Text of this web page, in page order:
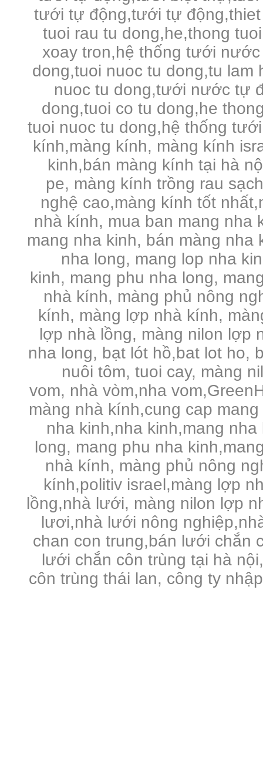
tưới tự động,tưới tự
tuoi rau tu dong,he,thong
xoay tron,hệ thống tưới
dong,tuoi nuoc tu dong,tu lam
nuoc tu dong,tưới nước tự
dong,tuoi co tu dong,he
tuoi nuoc tu dong,hệ thống
kính,màng kính, màng kính
kinh,bán màng kính tại hà
pe, màng kính trồng rau
nghệ cao,màng kính tốt
nhà kính, mua ban mang nha
mang nha kinh, bán màng nha
nha long, mang lop nha
kinh, mang phu nha long,
nhà kính, màng phủ nông
kính, màng lợp nhà kính,
lợp nhà lồng, màng nilon lợp
nha long, bạt lót hồ,bat lot ho,
nuôi tôm, tuoi cay, màng
vom, nhà vòm,nha
màng nhà kính,cung cap
nha kinh,nha kinh,mang
long, mang phu nha
nhà kính, màng phủ nông
kính,politiv israel,màng lợp
lồng,nhà lưới, màng nilon lợp
lươi,nhà lưới nông
chan con trung,bán lưới chắn
lưới chắn côn trùng tại hà
côn trùng thái lan, công ty